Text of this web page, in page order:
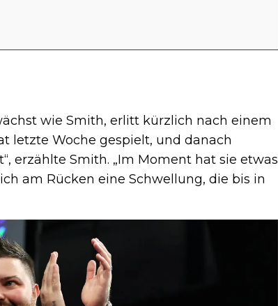
wie Smith, erlitt kürzlich nach einem
letzte Woche gespielt, und danach
erzählte Smith. „Im Moment hat sie etwas
am Rücken eine Schwellung, die bis in